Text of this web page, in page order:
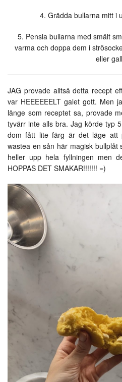
4. Grädda bullarna mitt i
5. Pensla bullarna med smält
varma och doppa dem i
eller
JAG provade alltså detta recept
var HEEEEEELT galet gott. Men
länge som receptet sa, provade
tyvärr inte alls bra. Jag körde typ
dom fått lite färg är det läge att
wastea en sån här magisk
heller upp hela fyllningen men
HOPPAS DET SMAKAR!!!!!!! =)